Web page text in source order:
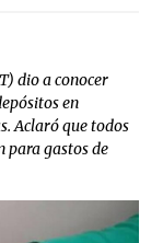
dio a conocer
en
Aclaró que todos
para gastos de